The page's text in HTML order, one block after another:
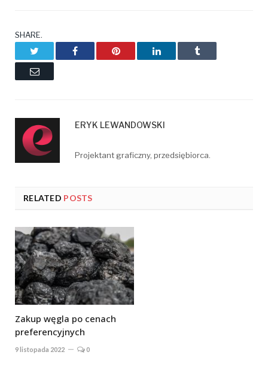
SHARE.
TwitterFacebookPinterestLinkedInTumblr
Email
ERYK LEWANDOWSKI
Projektant graficzny, przedsiębiorca.
RELATED POSTS
Zakup węgla po cenach
preferencyjnych
9 listopada 2022 0